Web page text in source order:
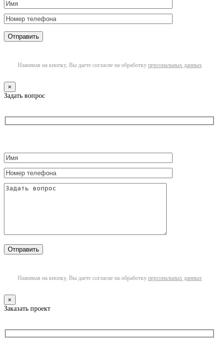
Нажимая на кнопку, Вы даете согласие на обработку персональных данных
×
Задать вопрос
Нажимая на кнопку, Вы даете согласие на обработку персональных данных
×
Заказать проект